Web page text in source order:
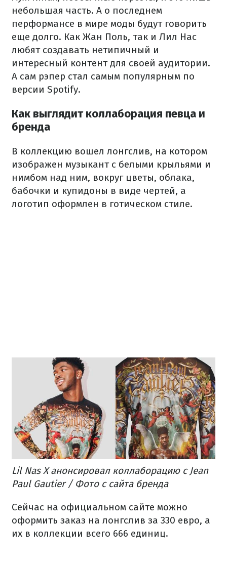
небольшая часть. А о последнем
перформансе в мире моды будут говорить
еще долго. Как Жан Поль, так и Лил Нас
любят создавать нетипичный и
интересный контент для своей аудитории.
А сам рэпер стал самым популярным по
версии Spotify.
Как выглядит коллаборация певца и
бренда
В коллекцию вошел лонгслив, на котором
изображен музыкант с белыми крыльями и
нимбом над ним, вокруг цветы, облака,
бабочки и купидоны в виде чертей, а
логотип оформлен в готическом стиле.
Lil Nas X анонсировал коллаборацию с Jean
Paul Gautier / Фото с сайта бренда
Сейчас на официальном сайте можно
оформить заказ на лонгслив за 330 евро, а
их в коллекции всего 666 единиц.